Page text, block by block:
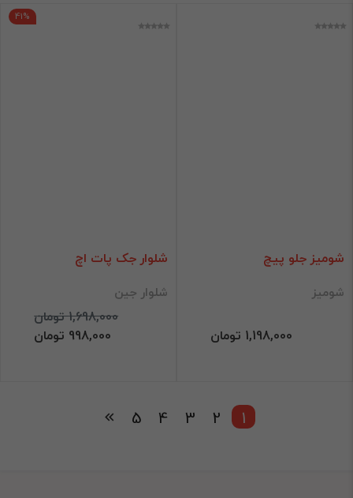
شومیز جلو پیچ
شومیز
1,198,000 تومان
41%
شلوار جک پات اچ
شلوار جین
1,698,000 تومان
998,000 تومان
1
2
3
4
5